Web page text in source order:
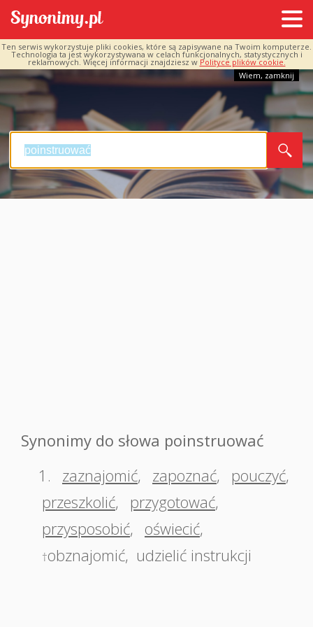
Ten serwis wykorzystuje pliki cookies, które są zapisywane na Twoim komputerze.
Technologia ta jest wykorzystywana w celach funkcjonalnych, statystycznych i
reklamowych. Więcej informacji znajdziesz w Polityce plików cookie.
Wiem, zamknij
Synonimy do słowa poinstruować
1.
zaznajomić, zapoznać, pouczyć,
przeszkolić, przygotować,
przysposobić, oświecić,
†obznajomić, udzielić instrukcji